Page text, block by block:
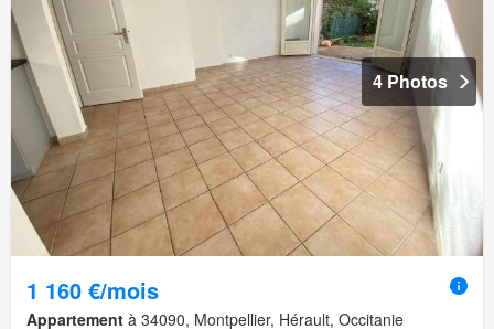
4 Photos
1 160 €/mois
Appartement à 34090, Montpellier, Hérault, Occitanie